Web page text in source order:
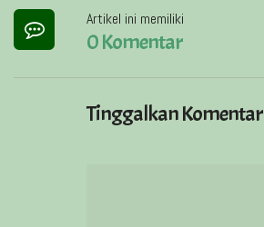
Artikel ini memiliki
0 Komentar
Tinggalkan Komentar